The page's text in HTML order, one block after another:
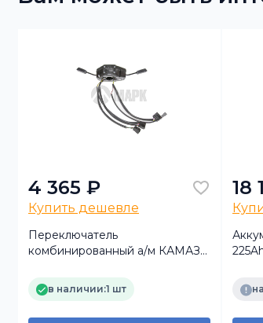
4 365 ₽
Купить дешевле
Переключатель
комбинированный а/м КАМАЗ-
в наличии:1 шт
18